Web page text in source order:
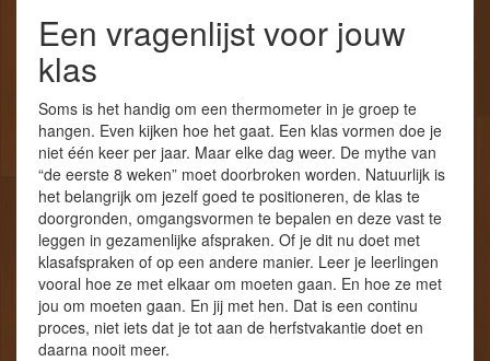
Een vragenlijst voor jouw
klas
Soms is het handig om een thermometer in je groep te
hangen. Even kijken hoe het gaat. Een klas vormen doe je
niet één keer per jaar. Maar elke dag weer. De mythe van
“de eerste 8 weken” moet doorbroken worden. Natuurlijk is
het belangrijk om jezelf goed te positioneren, de klas te
doorgronden, omgangsvormen te bepalen en deze vast te
leggen in gezamenlijke afspraken. Of je dit nu doet met
klasafspraken of op een andere manier. Leer je leerlingen
vooral hoe ze met elkaar om moeten gaan. En hoe ze met
jou om moeten gaan. En jij met hen. Dat is een continu
proces, niet iets dat je tot aan de herfstvakantie doet en
daarna nooit meer.